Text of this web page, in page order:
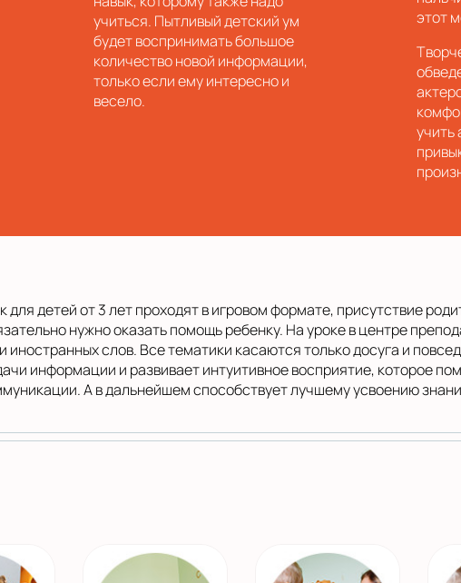
учиться. Пытливый детский ум
будет воспринимать большое
количество новой информации,
только если ему интересно и
весело.
этот
учить
детей от 3 лет проходят в игровом формате, присутствие
нужно оказать помощь ребенку. На уроке в центре
слов. Все тематики касаются только досуга и
информации и развивает интуитивное восприятие, которое
А в дальнейшем способствует лучшему усвоению